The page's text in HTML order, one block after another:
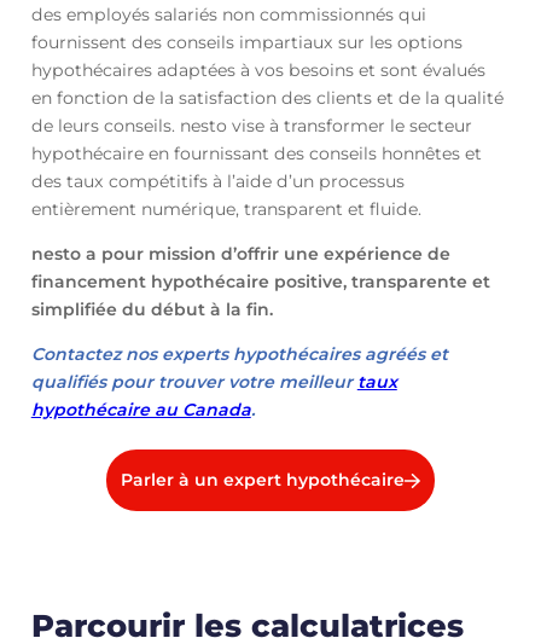
des employés salariés non commissionnés qui
fournissent des conseils impartiaux sur les options
hypothécaires adaptées à vos besoins et sont évalués
en fonction de la satisfaction des clients et de la qualité
de leurs conseils. nesto vise à transformer le secteur
hypothécaire en fournissant des conseils honnêtes et
des taux compétitifs à l’aide d’un processus
entièrement numérique, transparent et fluide.
nesto a pour mission d’offrir une expérience de
financement hypothécaire positive, transparente et
simplifiée du début à la fin.
Contactez nos experts hypothécaires agréés et
qualifiés pour trouver votre meilleurtaux
hypothécaire au Canada.
Parler à un expert hypothécaire
Parcourir les calculatrices